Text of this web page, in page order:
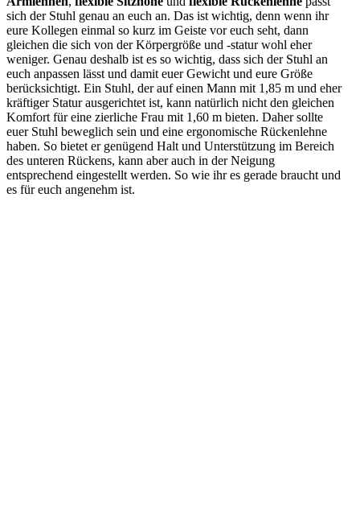
sich der Stuhl genau an euch an. Das ist wichtig, denn wenn ihr
eure Kollegen einmal so kurz im Geiste vor euch seht, dann
gleichen die sich von der Körpergröße und -statur wohl eher
weniger. Genau deshalb ist es so wichtig, dass sich der Stuhl an
euch anpassen lässt und damit euer Gewicht und eure Größe
berücksichtigt. Ein Stuhl, der auf einen Mann mit 1,85 m und eher
kräftiger Statur ausgerichtet ist, kann natürlich nicht den gleichen
Komfort für eine zierliche Frau mit 1,60 m bieten. Daher sollte
euer Stuhl beweglich sein und eine ergonomische Rückenlehne
haben. So bietet er genügend Halt und Unterstützung im Bereich
des unteren Rückens, kann aber auch in der Neigung
entsprechend eingestellt werden. So wie ihr es gerade braucht und
es für euch angenehm ist.